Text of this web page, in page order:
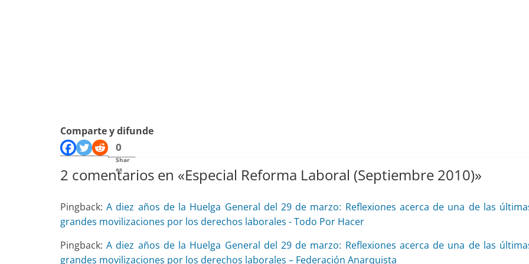
Comparte y difunde
0
Shar
es
2 comentarios en «Especial Reforma Laboral (Septiembre 2010)»
Pingback:A diez años de la Huelga General del 29 de marzo: Reflexiones acerca de una de las
grandes movilizaciones por los derechos laborales - Todo Por Hacer
Pingback:A diez años de la Huelga General del 29 de marzo: Reflexiones acerca de una de las
grandes movilizaciones por los derechos laborales – Federación Anarquista